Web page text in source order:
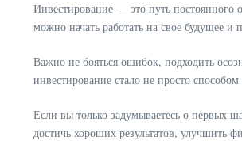
Инвестирование — это путь
можно начать работать на свое будущее и
Важно не бояться ошибок, подходить
инвестирование стало не просто
Если вы только задумываетесь о первых
достичь хороших результатов, улучшить